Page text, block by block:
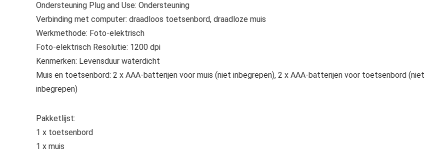
Ondersteuning Plug and Use: Ondersteuning
Verbinding met computer: draadloos toetsenbord, draadloze muis
Werkmethode: Foto-elektrisch
Foto-elektrisch Resolutie: 1200 dpi
Kenmerken: Levensduur waterdicht
Muis en toetsenbord: 2 x AAA-batterijen voor muis (niet inbegrepen), 2 x AAA-batterijen voor toetsenbord (niet
inbegrepen)
Pakketlijst:
1 x toetsenbord
1 x muis